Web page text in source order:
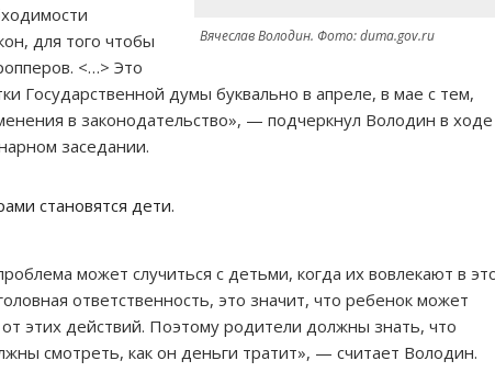
Вячеслав Володин. Фото: duma.gov.ru
для того чтобы
<…> Это
Государственной думы буквально в апреле, в мае с тем,
в законодательство», — подчеркнул Володин в ходе
заседании.
становятся дети.
может случиться с детьми, когда их вовлекают в
ответственность, это значит, что ребенок может
этих действий. Поэтому родители должны знать, что
смотреть, как он деньги тратит», — считает Володин.